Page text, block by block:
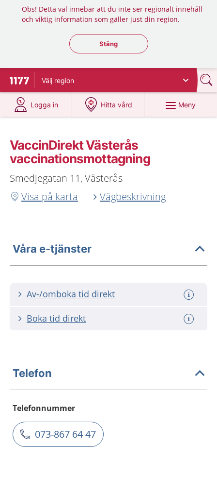
Obs! Detta val innebär att du inte ser regionalt innehåll
och viktig information som gäller just din region.
Stäng regionsväljaren
Stäng
Till startsidan för 1177
Välj region
Logga in
på 1177.se
Hitta vård
på 1177.se
Meny
VaccinDirekt Västerås
vaccinationsmottagning
Smedjegatan 11, Västerås
Visa på karta
Vägbeskrivning
Våra e-tjänster
Av-/omboka tid direkt
Boka tid direkt
Telefon
Telefonnummer
073-867 64 47